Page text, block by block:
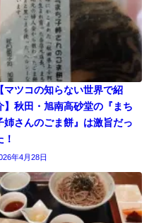
【マツコの知らない世界で紹
】秋田・旭南高砂堂の『まち
姉さんのごま餅』は激旨だっ
！
年4月28日